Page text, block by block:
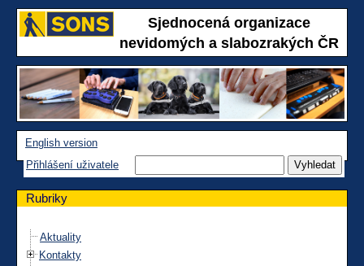
Sjednocená organizace
nevidomých a slabozrakých ČR
English version
Přihlášení uživatele
Rubriky
Aktuality
Kontakty